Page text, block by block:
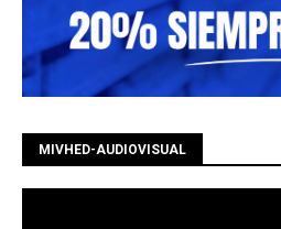
MIVHED-AUDIOVISUAL